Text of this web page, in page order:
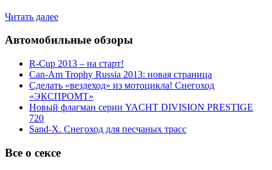
Читать далее
Автомобильные обзоры
R-Cup 2013 – на старт!
Can-Am Trophy Russia 2013: новая страница
Сделать «вездеход» из мотоцикла! Снегоход
«ЭКСПРОМТ»
Новый флагман серии YACHT DIVISION PRESTIGE
720
Sand-X. Снегоход для песчаных трасс
Все о сексе